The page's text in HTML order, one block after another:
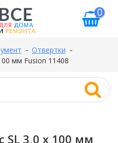
0
Отвертки
мм Fusion 11408
SL 3,0 x 100 мм